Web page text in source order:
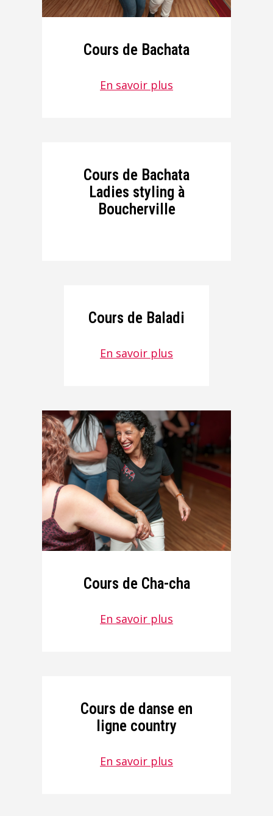
Cours de Bachata
En savoir plus
Cours de Bachata
Ladies styling à
Boucherville
Cours de Baladi
En savoir plus
Cours de Cha-cha
En savoir plus
Cours de danse en
ligne country
En savoir plus